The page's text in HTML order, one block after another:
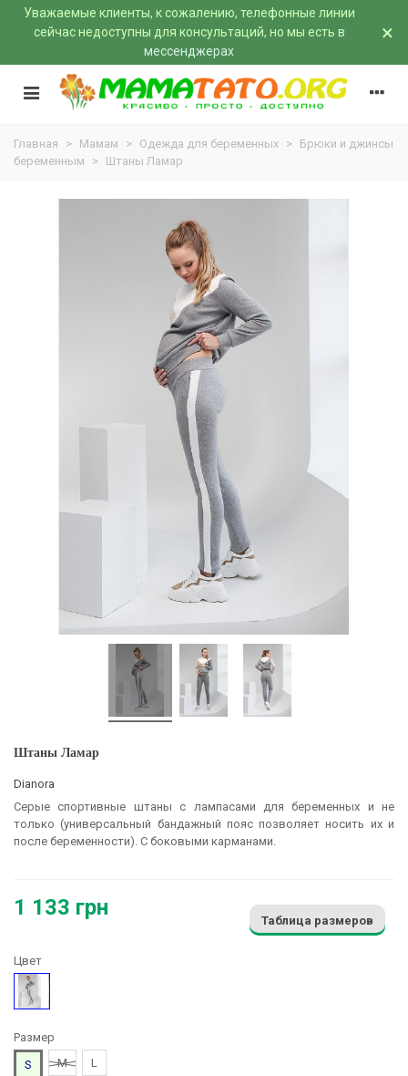
Уважаемые клиенты, к сожалению, телефонные линии
сейчас недоступны для консультаций, но мы есть в
мессенджерах
×
Главная > Мамам > Одежда для беременных > Брюки и джинсы
беременным
> Штаны Ламар
Штаны Ламар
Dianora
Серые спортивные штаны с лампасами для беременных и не
только (универсальный бандажный пояс позволяет носить их и
после беременности). С боковыми карманами.
1 133 грн
Таблица размеров
Цвет
Серый
Размер
S
M L